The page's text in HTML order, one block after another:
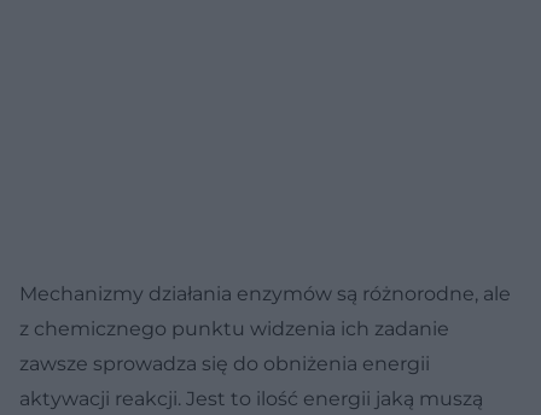
Mechanizmy działania enzymów są różnorodne, ale
z chemicznego punktu widzenia ich zadanie
zawsze sprowadza się do obniżenia energii
aktywacji reakcji. Jest to ilość energii jaką muszą